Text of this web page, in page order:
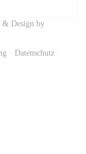
& Design by
Datenschutz